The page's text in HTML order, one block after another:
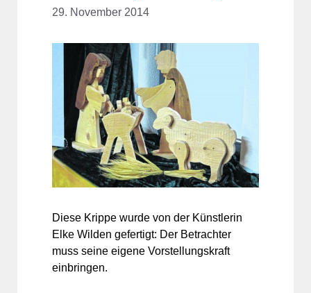
29. November 2014
Diese Krippe wurde von der Künstlerin
Elke Wilden gefertigt: Der Betrachter
muss seine eigene Vorstellungskraft
einbringen.